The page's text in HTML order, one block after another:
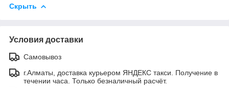
Скрыть
Условия доставки
Самовывоз
г.Алматы, доставка курьером ЯНДЕКС такси. Получение в
течении часа. Только безналичный расчёт.